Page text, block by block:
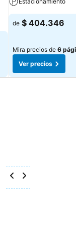
de $ 404.346
Mira precios de 6
Ver precios